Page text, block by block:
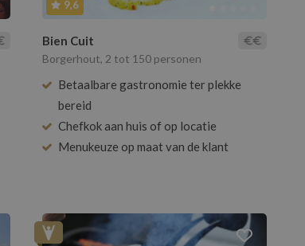
9,6
Bien Cuit
Borgerhout, 2 tot 150 personen
Betaalbare gastronomie ter plekke
bereid
Chefkok aan huis of op locatie
Menukeuze op maat van de klant